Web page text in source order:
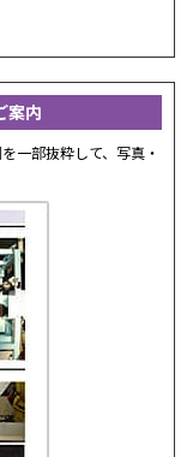
案内
一部抜粋して、写真・